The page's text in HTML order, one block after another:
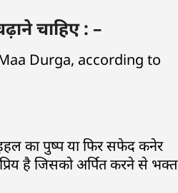
चाहिए : –
Durga, according to
का पुष्प या फिर सफेद कनेर
है जिसको अर्पित करने से भक्त